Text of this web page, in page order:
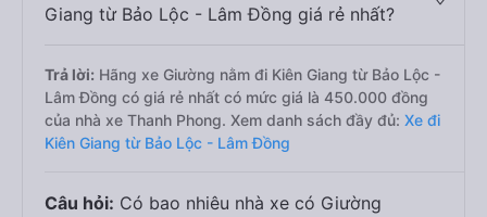
Giang từ Bảo Lộc - Lâm Đồng giá rẻ nhất?
Trả lời: Hãng xe Giường nằm đi Kiên Giang từ Bảo Lộc -
Lâm Đồng có giá rẻ nhất có mức giá là 450.000 đồng
của nhà xe Thanh Phong. Xem danh sách đầy đủ: Xe đi
Kiên Giang từ Bảo Lộc - Lâm Đồng
Câu hỏi: Có bao nhiêu nhà xe có Giường